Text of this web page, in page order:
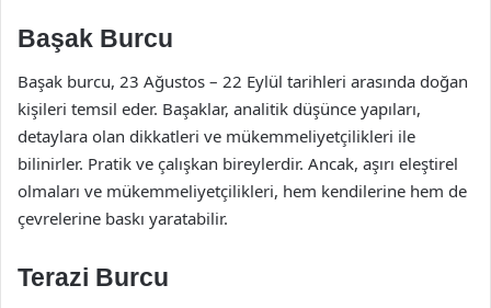
Başak Burcu
Başak burcu, 23 Ağustos – 22 Eylül tarihleri arasında doğan
kişileri temsil eder. Başaklar, analitik düşünce yapıları,
detaylara olan dikkatleri ve mükemmeliyetçilikleri ile
bilinirler. Pratik ve çalışkan bireylerdir. Ancak, aşırı eleştirel
olmaları ve mükemmeliyetçilikleri, hem kendilerine hem de
çevrelerine baskı yaratabilir.
Terazi Burcu